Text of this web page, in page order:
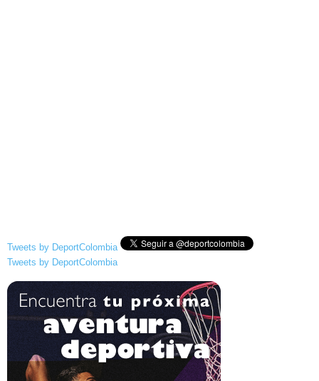
Tweets by DeportColombia
Tweets by DeportColombia